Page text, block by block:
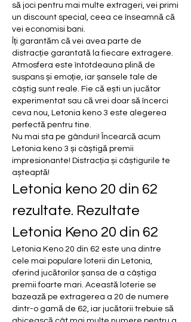
să joci pentru mai multe extrageri, vei primi
un discount special, ceea ce înseamnă că
vei economisi bani.
Îți garantăm că vei avea parte de
distracție garantată la fiecare extragere.
Atmosfera este întotdeauna plină de
suspans și emoție, iar șansele tale de
câștig sunt reale. Fie că ești un jucător
experimentat sau că vrei doar să încerci
ceva nou, Letonia keno 3 este alegerea
perfectă pentru tine.
Nu mai sta pe gânduri! Încearcă acum
Letonia keno 3 și câștigă premii
impresionante! Distracția și câștigurile te
așteaptă!
Letonia keno 20 din 62
rezultate. Rezultate
Letonia Keno 20 din 62
Letonia Keno 20 din 62 este una dintre
cele mai populare loterii din Letonia,
oferind jucătorilor șansa de a câștiga
premii foarte mari. Această loterie se
bazează pe extragerea a 20 de numere
dintr-o gamă de 62, iar jucătorii trebuie să